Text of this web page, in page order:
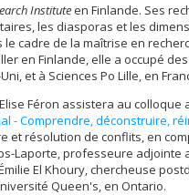
Instituteen Finlande. Ses
les diasporas et les
cadre de la maîtrise en
en Finlande, elle a occupé
et à Sciences Po Lille, en
Féron assistera au colloque
- Comprendre, déconstruire,
et résolution de conflits, en
Laporte, professeure adjointe
El Khoury, chercheuse
Queen's, en Ontario.